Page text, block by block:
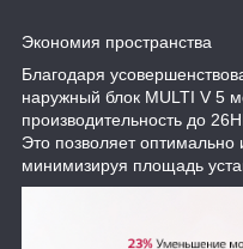
Экономия пространства
Благодаря
наружный блок MULTI V 5
производительность до
Это позволяет оптимально
минимизируя площадь